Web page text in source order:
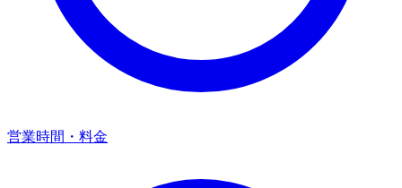
営業時間・料金